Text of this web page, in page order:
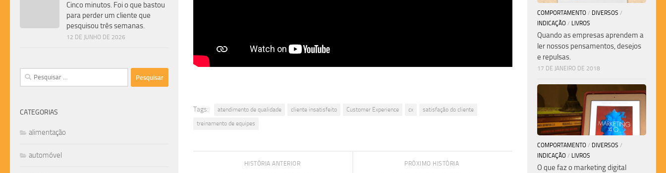
Tags: atendimento de qualidade cliente insatisfeito Customer Experience cx
satisfação do cliente
treinamento de equipes
PRÓXIMO HISTÓRIA
HISTÓRIA ANTERIOR
Cinco minutos. Foi o que bastou
para perder um cliente que
pesquisou três semanas.
12 DE JUNHO DE 2026
Pesquisar
por:
CATEGORIAS
alimentação
automóvel
COMPORTAMENTO / DIVERSOS /
INDICAÇÃO / LIVROS
Quando as empresas aprendem a
ler nossos pensamentos, desejos
e repulsas.
17 DE JANEIRO DE 2018
COMPORTAMENTO / DIVERSOS /
INDICAÇÃO / LIVROS
O que faz o marketing digital